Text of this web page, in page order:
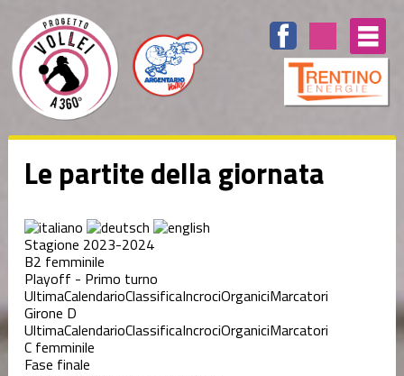
Le partite della giornata
Stagione 2023-2024
B2 femminile
Playoff - Primo turno
UltimaCalendarioClassificaIncrociOrganiciMarcatori
Girone D
UltimaCalendarioClassificaIncrociOrganiciMarcatori
C femminile
Fase finale